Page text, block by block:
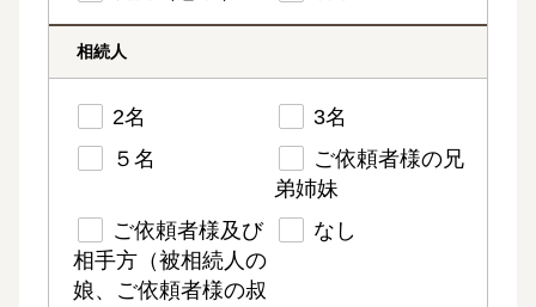
相続人
2名
3名
５名
ご依頼者様の兄
弟姉妹
ご依頼者様及び
相手方（被相続人の
娘、ご依頼者様の叔
なし